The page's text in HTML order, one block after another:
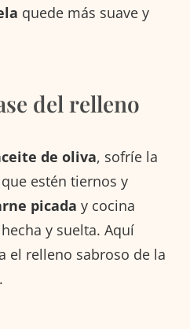
quede más suave y
del relleno
de oliva, sofríe la
estén tiernos y
picada y cocina
y suelta. Aquí
el relleno sabroso de la
.